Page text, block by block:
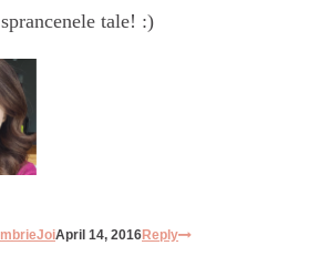
tale! :)
April 14, 2016Reply